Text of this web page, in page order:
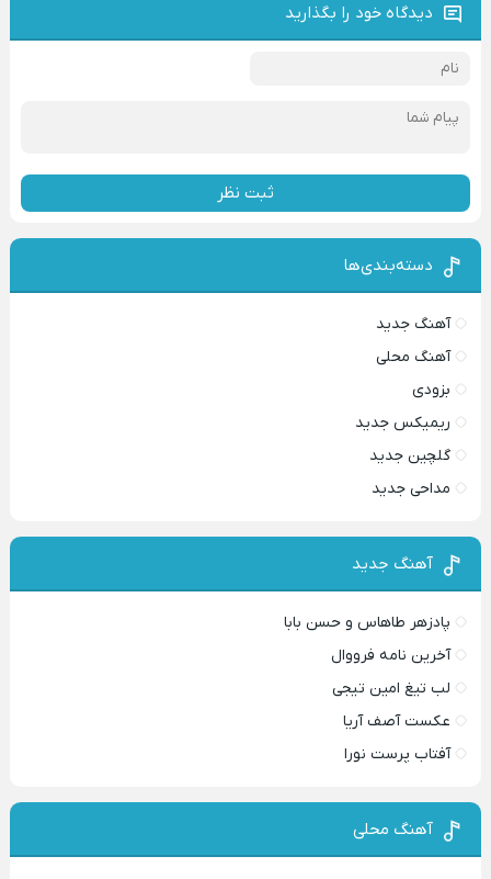
دیدگاه خود را بگذارید
ثبت نظر
دسته‌بندی‌ها
آهنگ جدید
آهنگ محلی
بزودی
ریمیکس جدید
گلچین جدید
مداحی جدید
آهنگ جدید
پادزهر طاهاس و حسن بابا
آخرین نامه فرووال
لب تیغ امین تیجی
عکست آصف آریا
آفتاب پرست نورا
آهنگ محلی